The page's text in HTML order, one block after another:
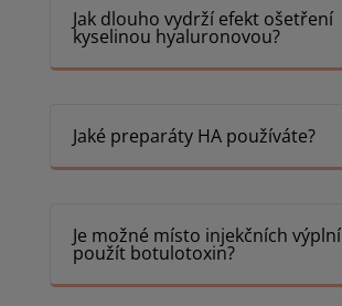
Jak dlouho vydrží efekt ošetření
kyselinou hyaluronovou?
Jaké preparáty HA používáte?
Je možné místo injekčních výplní
použít botulotoxin?